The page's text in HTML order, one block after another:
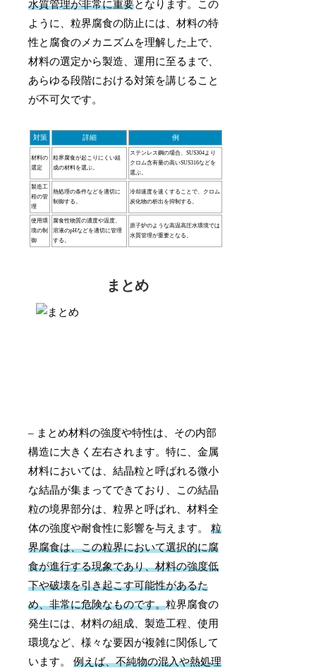
水質管理が非常に重要となります。この
ように、粒界腐食の防止には、材料の特
性と腐食のメカニズムを理解した上で、
材料の選定から製造、運用に至るまで、
あらゆる段階における対策を講じること
が不可欠です。
対策 詳細 例
材料の
選定
粒界腐食が起こりにくい組
成の材料を選ぶ。
ステンレス鋼の場合、SUS304より
クロム含有量の高いSUS316などを
選ぶ。
製造工
程の管
理
熱処理の条件などを適切に
制御する。
冷却速度を速くすることで、クロム
炭化物の析出を抑制する。
使用環
境の制
御
腐食性物質の濃度や温度、
溶液のpHなどを適切に管理
する。
原子炉のような高温高圧水環境では
水質管理が重要となる。
まとめ
– まとめ材料の強度や特性は、その内部
構造に大きく左右されます。特に、金属
材料においては、結晶粒と呼ばれる微小
な結晶が集まってできており、この結晶
粒の境界部分は、粒界と呼ばれ、材料全
体の強度や耐食性に影響を与えます。粒
界腐食は、この粒界において選択的に腐
食が進行する現象であり、材料の強度低
下や破壊を引き起こす可能性があるた
め、非常に危険なものです。粒界腐食の
発生には、材料の組成、製造工程、使用
環境など、様々な要因が複雑に関係して
います。例えば、不純物の混入や熱処理